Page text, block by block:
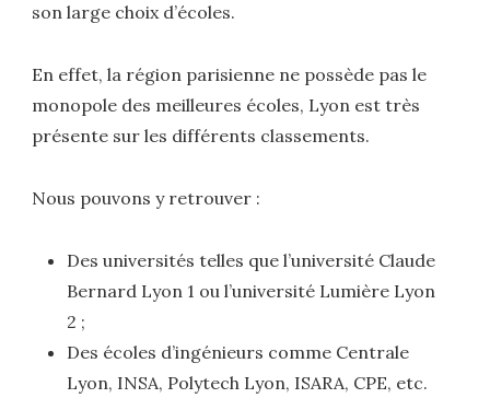
son large choix d’écoles.
En effet, la région parisienne ne possède pas le
monopole des meilleures écoles, Lyon est très
présente sur les différents classements.
Nous pouvons y retrouver :
Des universités telles que l’université Claude
Bernard Lyon 1 ou l’université Lumière Lyon
2 ;
Des écoles d’ingénieurs comme Centrale
Lyon, INSA, Polytech Lyon, ISARA, CPE, etc.